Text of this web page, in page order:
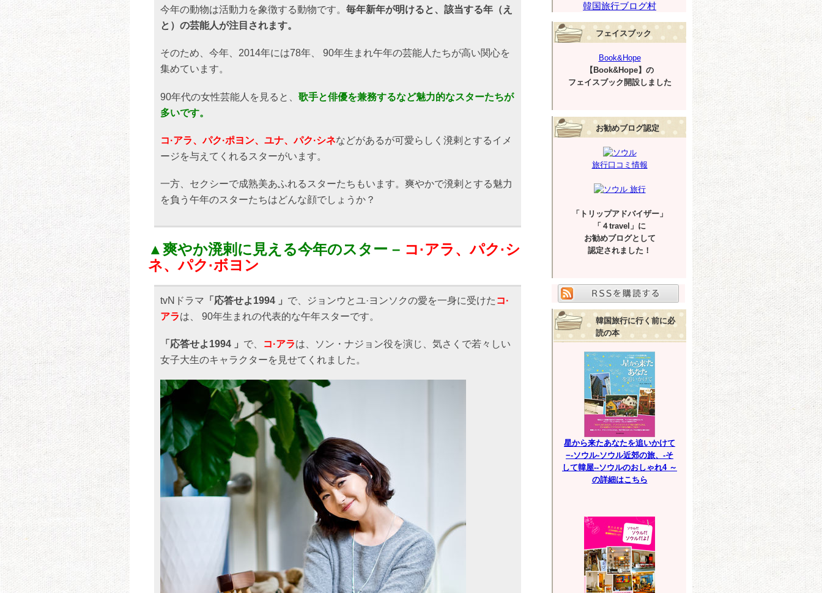
今年の動物は活動力を象徴する動物です。 毎年新年が明けると、該当する年（え
と）の芸能人が注目されます。
そのため、今年、2014年には78年、 90年生まれ午年の芸能人たちが高い関心を
集めています。
90年代の女性芸能人を見ると、 歌手と俳優を兼務するなど魅力的なスターたちが
多いです。
コ·アラ、パク·ポヨン、ユナ、パク·シネなどがあるが可愛らしく溌剌とするイメ
ージを与えてくれるスターがいます。
一方、セクシーで成熟美あふれるスターたちもいます。爽やかで溌剌とする魅力
を負う午年のスターたちはどんな顔でしょうか？
▲爽やか溌剌に見える今年のスター – コ·アラ、パク·シ
ネ、パク·ボヨン
tvNドラマ 「応答せよ1994 」 で、ジョンウとユ·ヨンソクの愛を一身に受けた コ·
アラは、 90年生まれの代表的な午年スターです。
「応答せよ1994 」 で、 コ·アラは、ソン・ナジョン役を演じ、気さくで若々しい
女子大生のキャラクターを見せてくれました。
韓国旅行ブログ村
フェイスブック
Book&Hope
【Book&Hope】の
フェイスブック開設しました
お勧めブログ認定
旅行口コミ情報
「トリップアドバイザー」
「４travel」に
お勧めブログとして
認定されました！
韓国旅行に行く前に必
読の本
星から来たあなたを追いかけて
−-ソウル-ソウル近郊の旅、-そ
して韓屋--ソウルのおしゃれ4 ～
の詳細はこちら